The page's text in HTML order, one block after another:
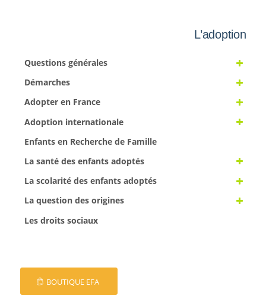
L’adoption
Questions générales
Démarches
Adopter en France
Adoption internationale
Enfants en Recherche de Famille
La santé des enfants adoptés
La scolarité des enfants adoptés
La question des origines
Les droits sociaux
BOUTIQUE EFA